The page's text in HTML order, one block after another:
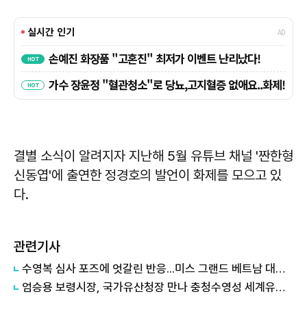
결별 소식이 알려지자 지난해 5월 유튜브 채널 '짠한형
신동엽'에 출연한 정경호의 발언이 화제를 모으고 있
다.
관련기사
수영복 심사 포즈에 엇갈린 반응...미스 그랜드 베트남 대회 '시끌'
엄승용 보령시장, 국가유산청장 만나 충청수영성 세계유산 등재 협력 요청